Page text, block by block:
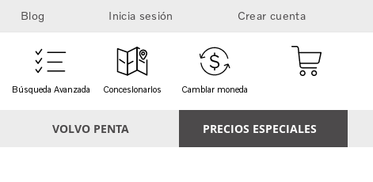
Blog Inicia sesión Crear cuenta
Búsqueda Avanzada Concesionarios Cambiar moneda
VOLVO PENTA PRECIOS ESPECIALES